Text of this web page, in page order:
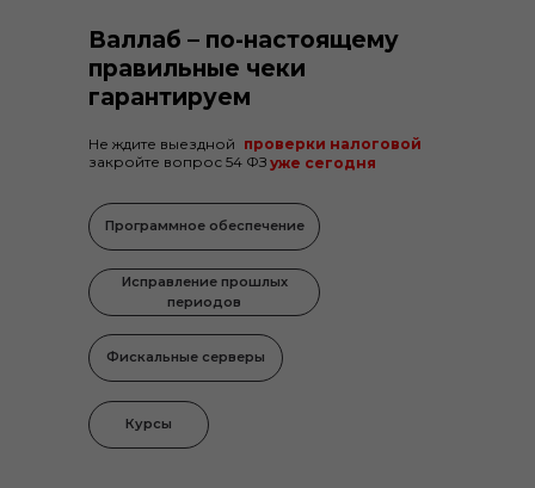
уже сегодня
Курсы
Исправление прошлых
периодов
Программное обеспечение
Фискальные серверы
Валлаб – по-настоящему
правильные чеки
гарантируем
Не ждите выездной
закройте вопрос 54 ФЗ
проверки налоговой